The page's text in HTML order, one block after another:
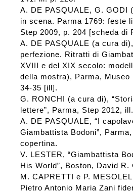
A. DE PASQUALE, G. GODI
in scena. Parma 1769: feste
Step 2009, p. 204 [scheda di
A. DE PASQUALE (a cura
perfezione. Ritratti di
XVIII e del XIX secolo:
della mostra), Parma, Museo
34-35 [ill].
G. RONCHI (a cura di),
lettere”, Parma, Step 2012,
A. DE PASQUALE, “I
Giambattista Bodoni”,
copertina.
V. LESTER, “Giambattista
His World”, Boston, David R.
M. CAPRETTI e P.
Pietro Antonio Maria Zani